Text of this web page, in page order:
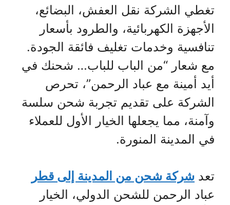
تغطي الشركة نقل العفش، البضائع،
الأجهزة الكهربائية، والطرود بأسعار
تنافسية وخدمات تغليف فائقة الجودة.
مع شعار “من الباب للباب… شحنك في
أيد أمينة مع عباد الرحمن”، تحرص
الشركة على تقديم تجربة شحن سلسة
وآمنة، مما يجعلها الخيار الأول للعملاء
في المدينة المنورة.
تعد شركة شحن من المدينة إلى قطر
عباد الرحمن للشحن الدولي، الخيار